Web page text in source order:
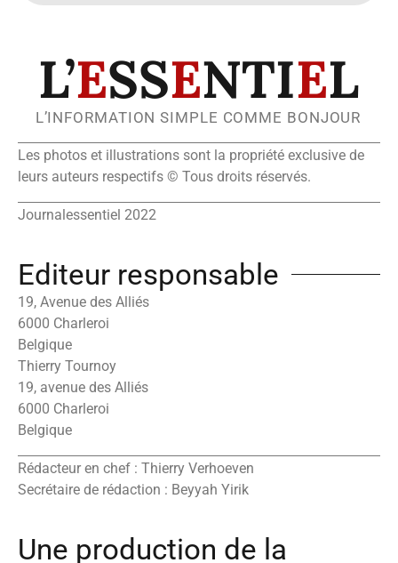
L’ESSENTIEL
L’INFORMATION SIMPLE COMME BONJOUR
Les photos et illustrations sont la propriété exclusive de
leurs auteurs respectifs © Tous droits réservés.
Journalessentiel 2022
Editeur responsable
19, Avenue des Alliés
6000 Charleroi
Belgique
Thierry Tournoy
19, avenue des Alliés
6000 Charleroi
Belgique
Rédacteur en chef : Thierry Verhoeven
Secrétaire de rédaction : Beyyah Yirik
Une production de la